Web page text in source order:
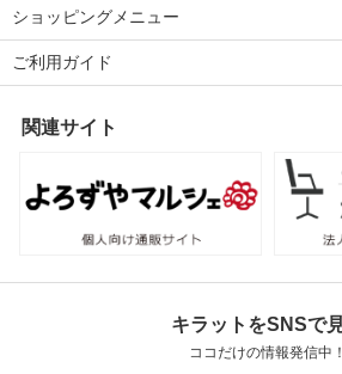
ショッピングメニュー
ご利用ガイド
関連サイト
キラットをSNSで
ココだけの情報発信中！